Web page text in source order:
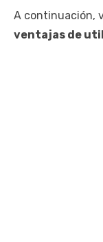
A continuación,
ventajas de